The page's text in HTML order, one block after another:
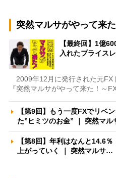
突然マルサがやって来た
【最終回】1億
入れたプライス
2009年12月に発行された元FX
『突然マルサがやって来た！～
【第9回】もう一度FXでリベ
た”ヒミツのお金” ｜ 突然マ
【第8回】年利はなんと14.6
上がっていく ｜ 突然マルサ…